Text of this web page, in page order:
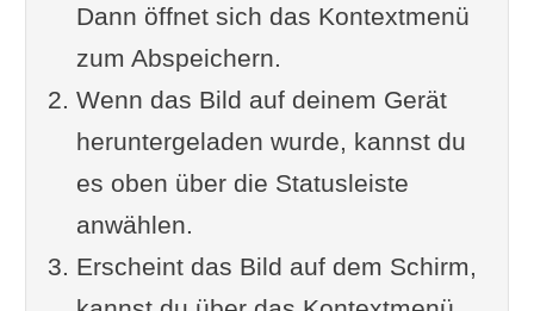
Dann öffnet sich das Kontextmenü
zum Abspeichern.
Wenn das Bild auf deinem Gerät
heruntergeladen wurde, kannst du
es oben über die Statusleiste
anwählen.
Erscheint das Bild auf dem Schirm,